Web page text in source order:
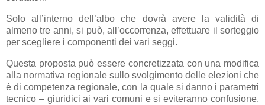
Solo all’interno dell’albo che dovrà avere la validità di
almeno tre anni, si può, all’occorrenza, effettuare il sorteggio
per scegliere i componenti dei vari seggi.
Questa proposta può essere concretizzata con una modifica
alla normativa regionale sullo svolgimento delle elezioni che
è di competenza regionale, con la quale si danno i parametri
tecnico – giuridici ai vari comuni e si eviteranno confusione,